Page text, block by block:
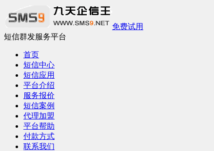
免费试用
短信群发服务平台
首页
短信中心
短信应用
平台介绍
服务报价
短信案例
代理加盟
平台帮助
付款方式
联系我们